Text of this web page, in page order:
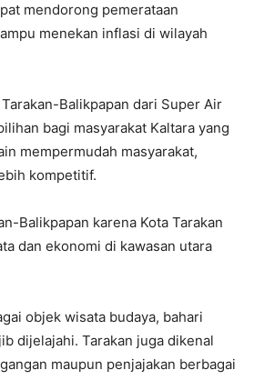
mendorong pemerataan
menekan inflasi di wilayah
Balikpapan dari Super Air
bagi masyarakat Kaltara yang
mempermudah masyarakat,
kompetitif.
Balikpapan karena Kota Tarakan
dan ekonomi di kawasan utara
objek wisata budaya, bahari
dijelajahi. Tarakan juga dikenal
maupun penjajakan berbagai